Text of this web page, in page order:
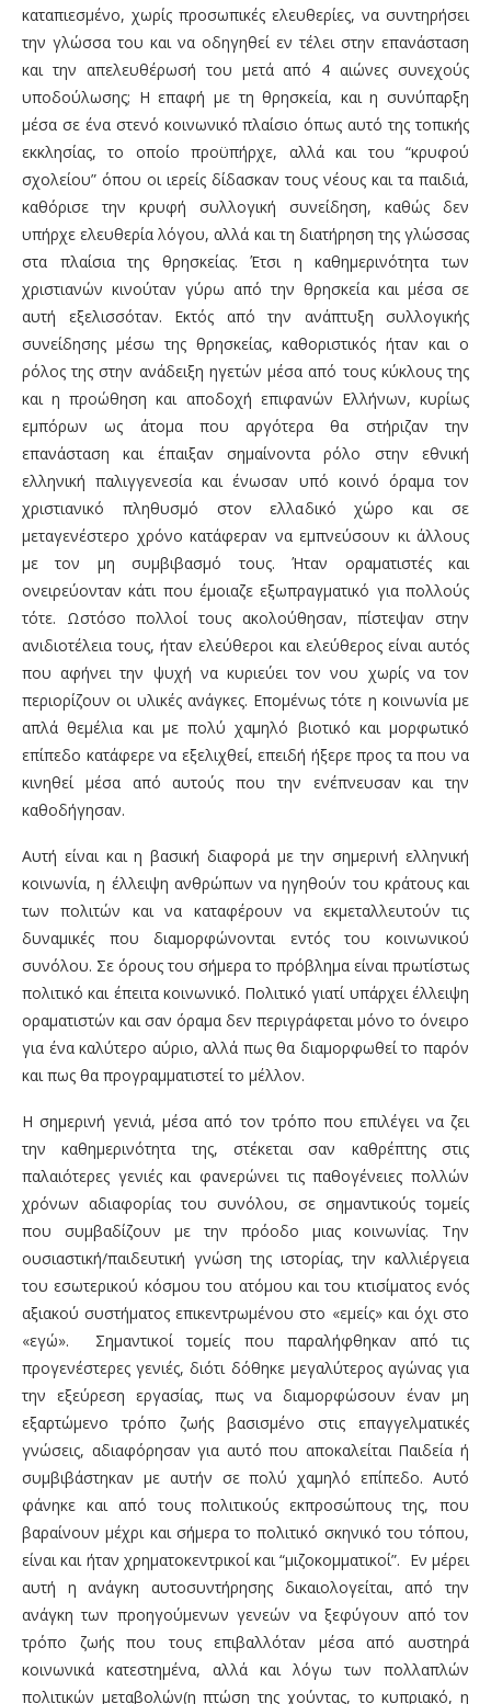
καταπιεσμένο, χωρίς προσωπικές ελευθερίες, να συντηρήσει
την γλώσσα του και να οδηγηθεί εν τέλει στην επανάσταση
και την απελευθέρωσή του μετά από 4 αιώνες συνεχούς
υποδούλωσης; Η επαφή με τη θρησκεία, και η συνύπαρξη
μέσα σε ένα στενό κοινωνικό πλαίσιο όπως αυτό της τοπικής
εκκλησίας, το οποίο προϋπήρχε, αλλά και του “κρυφού
σχολείου” όπου οι ιερείς δίδασκαν τους νέους και τα παιδιά,
καθόρισε την κρυφή συλλογική συνείδηση, καθώς δεν
υπήρχε ελευθερία λόγου, αλλά και τη διατήρηση της γλώσσας
στα πλαίσια της θρησκείας. Έτσι η καθημερινότητα των
χριστιανών κινούταν γύρω από την θρησκεία και μέσα σε
αυτή εξελισσόταν. Εκτός από την ανάπτυξη συλλογικής
συνείδησης μέσω της θρησκείας, καθοριστικός ήταν και ο
ρόλος της στην ανάδειξη ηγετών μέσα από τους κύκλους της
και η προώθηση και αποδοχή επιφανών Ελλήνων, κυρίως
εμπόρων ως άτομα που αργότερα θα στήριζαν την
επανάσταση και έπαιξαν σημαίνοντα ρόλο στην εθνική
ελληνική παλιγγενεσία και ένωσαν υπό κοινό όραμα τον
χριστιανικό πληθυσμό στον ελλαδικό χώρο και σε
μεταγενέστερο χρόνο κατάφεραν να εμπνεύσουν κι άλλους
με τον μη συμβιβασμό τους. Ήταν οραματιστές και
ονειρεύονταν κάτι που έμοιαζε εξωπραγματικό για πολλούς
τότε. Ωστόσο πολλοί τους ακολούθησαν, πίστεψαν στην
ανιδιοτέλεια τους, ήταν ελεύθεροι και ελεύθερος είναι αυτός
που αφήνει την ψυχή να κυριεύει τον νου χωρίς να τον
περιορίζουν οι υλικές ανάγκες. Επομένως τότε η κοινωνία με
απλά θεμέλια και με πολύ χαμηλό βιοτικό και μορφωτικό
επίπεδο κατάφερε να εξελιχθεί, επειδή ήξερε προς τα που να
κινηθεί μέσα από αυτούς που την ενέπνευσαν και την
καθοδήγησαν.
Αυτή είναι και η βασική διαφορά με την σημερινή ελληνική
κοινωνία, η έλλειψη ανθρώπων να ηγηθούν του κράτους και
των πολιτών και να καταφέρουν να εκμεταλλευτούν τις
δυναμικές που διαμορφώνονται εντός του κοινωνικού
συνόλου. Σε όρους του σήμερα το πρόβλημα είναι πρωτίστως
πολιτικό και έπειτα κοινωνικό. Πολιτικό γιατί υπάρχει έλλειψη
οραματιστών και σαν όραμα δεν περιγράφεται μόνο το όνειρο
για ένα καλύτερο αύριο, αλλά πως θα διαμορφωθεί το παρόν
και πως θα προγραμματιστεί το μέλλον.
Η σημερινή γενιά, μέσα από τον τρόπο που επιλέγει να ζει
την καθημερινότητα της, στέκεται σαν καθρέπτης στις
παλαιότερες γενιές και φανερώνει τις παθογένειες πολλών
χρόνων αδιαφορίας του συνόλου, σε σημαντικούς τομείς
που συμβαδίζουν με την πρόοδο μιας κοινωνίας. Την
ουσιαστική/παιδευτική γνώση της ιστορίας, την καλλιέργεια
του εσωτερικού κόσμου του ατόμου και του κτισίματος ενός
αξιακού συστήματος επικεντρωμένου στο «εμείς» και όχι στο
«εγώ». Σημαντικοί τομείς που παραλήφθηκαν από τις
προγενέστερες γενιές, διότι δόθηκε μεγαλύτερος αγώνας για
την εξεύρεση εργασίας, πως να διαμορφώσουν έναν μη
εξαρτώμενο τρόπο ζωής βασισμένο στις επαγγελματικές
γνώσεις, αδιαφόρησαν για αυτό που αποκαλείται Παιδεία ή
συμβιβάστηκαν με αυτήν σε πολύ χαμηλό επίπεδο. Αυτό
φάνηκε και από τους πολιτικούς εκπροσώπους της, που
βαραίνουν μέχρι και σήμερα το πολιτικό σκηνικό του τόπου,
είναι και ήταν χρηματοκεντρικοί και “μιζοκομματικοί”. Εν μέρει
αυτή η ανάγκη αυτοσυντήρησης δικαιολογείται, από την
ανάγκη των προηγούμενων γενεών να ξεφύγουν από τον
τρόπο ζωής που τους επιβαλλόταν μέσα από αυστηρά
κοινωνικά κατεστημένα, αλλά και λόγω των πολλαπλών
πολιτικών μεταβολών(η πτώση της χούντας, το κυπριακό, η